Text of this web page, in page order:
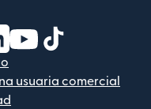
ventana nueva)
una ventana nueva)
en una ventana
(se abre en una ventana
(se abre en una
usuaria comercial